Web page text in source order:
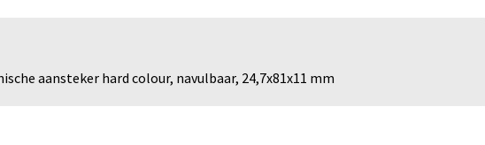
aansteker hard colour, navulbaar, 24,7x81x11 mm